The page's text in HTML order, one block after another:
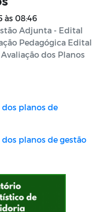
às 08:46
Adjunta - Edital
Pedagógica Edital
dos Planos
dos planos de
dos planos de gestão